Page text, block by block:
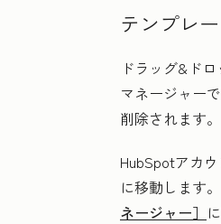
テンプレ
ドラッグ&ド
マネージャー
削除されます。
HubSpotアカウ
に移動します
ネージャー］